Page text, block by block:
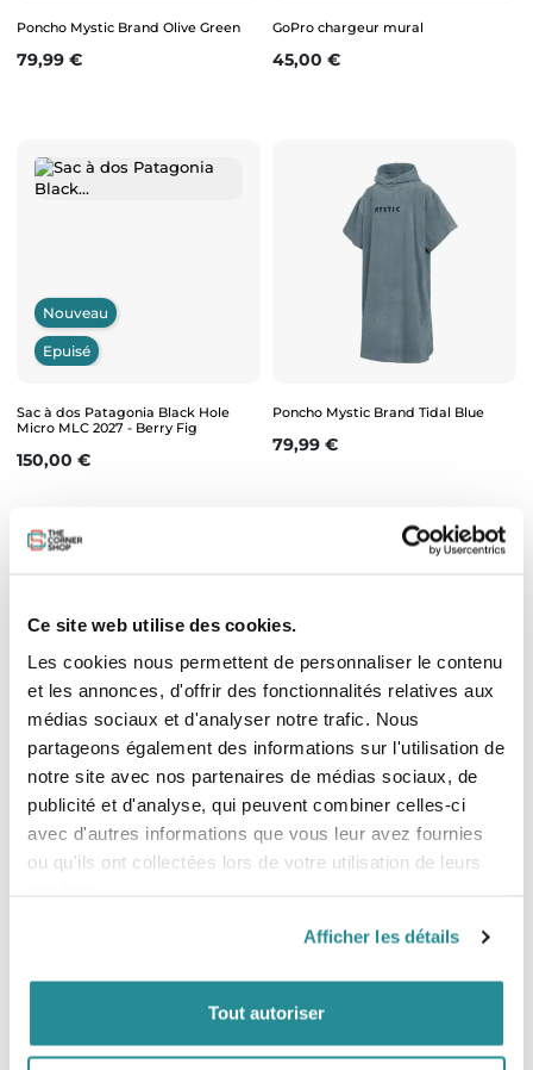
Ce site web utilise des cookies.
Les cookies nous permettent de personnaliser le contenu
et les annonces, d'offrir des fonctionnalités relatives aux
médias sociaux et d'analyser notre trafic. Nous
partageons également des informations sur l'utilisation de
notre site avec nos partenaires de médias sociaux, de
publicité et d'analyse, qui peuvent combiner celles-ci
avec d'autres informations que vous leur avez fournies
ou qu'ils ont collectées lors de votre utilisation de leurs
Afficher les détails
Tout autoriser
Poncho Mystic Brand Olive Green
Prix
79,99 €
GoPro chargeur mural
Prix
45,00 €
Nouveau
Epuisé
Sac à dos Patagonia Black Hole
Micro MLC 2027 - Berry Fig
Prix
150,00 €
Poncho Mystic Brand Tidal Blue
Prix
79,99 €
Epuisé
Go-Pro Roll Bar Mount
Prix
35,11 €
Sac à dos Patagonia Black Hole 25L
2026 - Bleu
Prix
150,00 €